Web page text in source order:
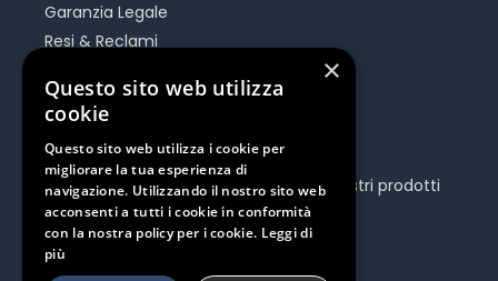
Garanzia Legale
Resi & Reclami
Be Social
Seguici e rimani aggiornato su tutti i nostri prodotti
e iniziative.
×
Questo sito web utilizza
cookie
Questo sito web utilizza i cookie per
migliorare la tua esperienza di
navigazione. Utilizzando il nostro sito web
acconsenti a tutti i cookie in conformità
con la nostra policy per i cookie. Leggi di
più